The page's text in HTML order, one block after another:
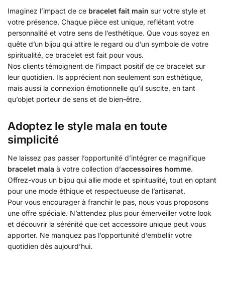
Imaginez l’impact de ce bracelet fait main sur votre style et
votre présence. Chaque pièce est unique, reflétant votre
personnalité et votre sens de l’esthétique. Que vous soyez en
quête d’un bijou qui attire le regard ou d’un symbole de votre
spiritualité, ce bracelet est fait pour vous.
Nos clients témoignent de l’impact positif de ce bracelet sur
leur quotidien. Ils apprécient non seulement son esthétique,
mais aussi la connexion émotionnelle qu’il suscite, en tant
qu’objet porteur de sens et de bien-être.
Adoptez le style mala en toute
simplicité
Ne laissez pas passer l’opportunité d’intégrer ce magnifique
bracelet mala à votre collection d’accessoires homme.
Offrez-vous un bijou qui allie mode et spiritualité, tout en optant
pour une mode éthique et respectueuse de l’artisanat.
Pour vous encourager à franchir le pas, nous vous proposons
une offre spéciale. N’attendez plus pour émerveiller votre look
et découvrir la sérénité que cet accessoire unique peut vous
apporter. Ne manquez pas l’opportunité d’embellir votre
quotidien dès aujourd’hui.